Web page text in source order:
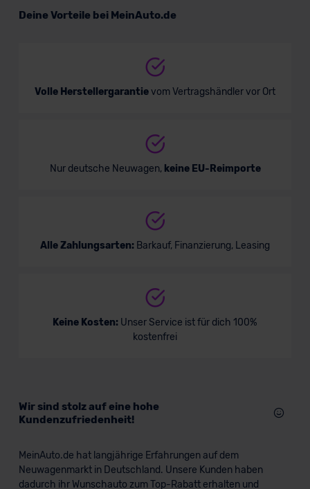
Verkauf startet in Kürze
Verkauf startet in Kürze
Deine Vorteile bei MeinAuto.de
Volle Herstellergarantievom Vertragshändler vor Ort
Nur deutsche Neuwagen, keine EU-Reimporte
Alle Zahlungsarten: Barkauf, Finanzierung, Leasing
Keine Kosten: Unser Service ist für dich 100%
kostenfrei
Wir sind stolz auf eine hohe
Kundenzufriedenheit!
MeinAuto.de hat langjährige Erfahrungen auf dem
Neuwagenmarkt in Deutschland. Unsere Kunden haben
dadurch ihr Wunschauto zum Top-Rabatt erhalten und